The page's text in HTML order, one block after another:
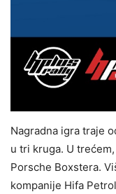
Nagradna igra traje
u tri kruga. U
Porsche Boxstera.
kompanije Hifa